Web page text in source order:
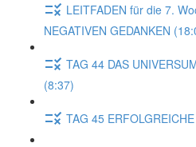
LEITFADEN für die 7.
NEGATIVEN GEDANKEN
TAG 44 DAS
(8:37)
TAG 45